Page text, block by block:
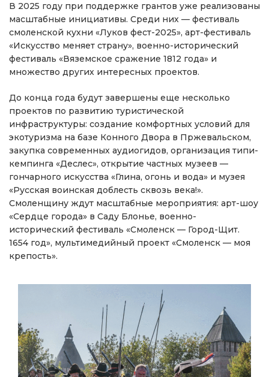
В 2025 году при поддержке грантов уже реализованы
масштабные инициативы. Среди них — фестиваль
смоленской кухни «Луков фест-2025», арт-фестиваль
«Искусство меняет страну», военно-исторический
фестиваль «Вяземское сражение 1812 года» и
множество других интересных проектов.
До конца года будут завершены еще несколько
проектов по развитию туристической
инфраструктуры: создание комфортных условий для
экотуризма на базе Конного Двора в Пржевальском,
закупка современных аудиогидов, организация типи-
кемпинга «Деслес», открытие частных музеев —
гончарного искусства «Глина, огонь и вода» и музея
«Русская воинская доблесть сквозь века!».
Смоленщину ждут масштабные мероприятия: арт-шоу
«Сердце города» в Саду Блонье, военно-
исторический фестиваль «Смоленск — Город-Щит.
1654 год», мультимедийный проект «Смоленск — моя
крепость».